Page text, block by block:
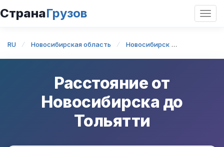
СтранаГрузов
RU Новосибирская область Новосибирск
Расстояние от
Новосибирска до
Тольятти